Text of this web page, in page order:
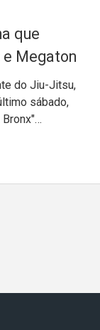
que
e Megaton
do Jiu-Jitsu,
sábado,